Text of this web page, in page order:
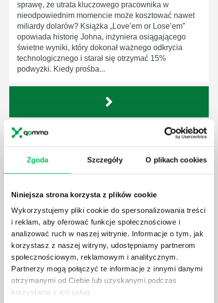
Zgoda Szczegóły O plikach cookies
Niniejsza strona korzysta z plików cookie
Wykorzystujemy pliki cookie do spersonalizowania treści
i reklam, aby oferować funkcje społecznościowe i
analizować ruch w naszej witrynie. Informacje o tym, jak
korzystasz z naszej witryny, udostępniamy partnerom
społecznościowym, reklamowym i analitycznym.
Partnerzy mogą połączyć te informacje z innymi danymi
otrzymanymi od Ciebie lub uzyskanymi podczas
korzystania z ich usług.
sprawę, że utrata kluczowego pracownika w
nieodpowiednim momencie może kosztować nawet
miliardy dolarów? Książka „Love’em or Lose’em”
opowiada historię Johna, inżyniera osiągającego
świetne wyniki, który dokonał ważnego odkrycia
technologicznego i starał się otrzymać 15%
podwyżki. Kiedy prośba...
THE HR ANSWER BOOK
muszą wiedzieć, co robić w trudnych sytuacjach
zasobów ludzkich, specjaliści Shawn Smith i
dokuczliwych pytań, z którymi takie osoby
najczęściej spotykają się w swojej codziennej
pracy.Książka „The HR Answer Book” omawia wiele
problemów, z...